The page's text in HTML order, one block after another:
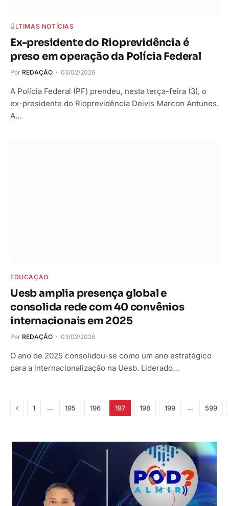
ÚLTIMAS NOTÍCIAS
Ex-presidente do Rioprevidência é
preso em operação da Polícia Federal
Por REDAÇÃO 03/02/2026
A Polícia Federal (PF) prendeu, nesta terça-feira (3), o
ex-presidente do Rioprevidência Deivis Marcon Antunes.
A…
EDUCAÇÃO
Uesb amplia presença global e
consolida rede com 40 convênios
internacionais em 2025
Por REDAÇÃO 03/02/2026
O ano de 2025 consolidou-se como um ano estratégico
para a internacionalização na Uesb. Liderado…
Anterior
1 … 195 196 197 198 199 … 599